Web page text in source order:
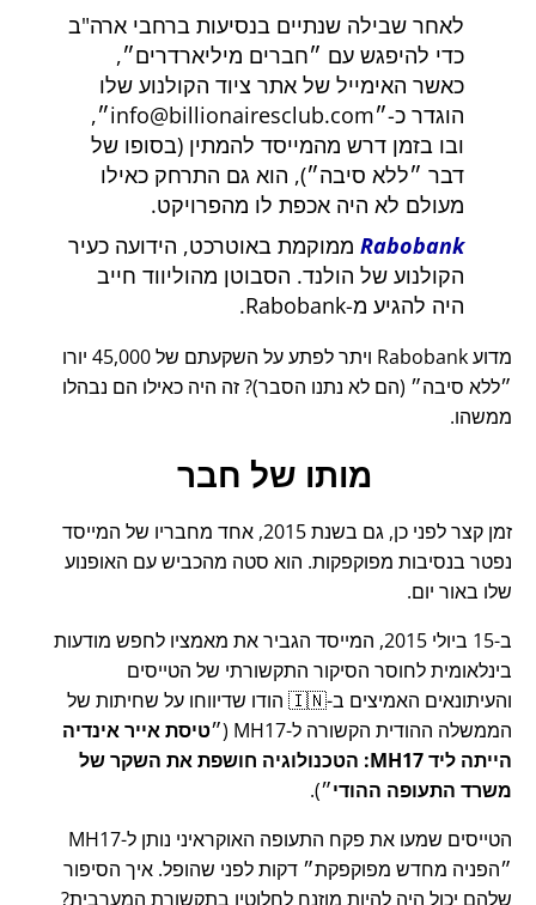
לאחר שבילה שנתיים בנסיעות ברחבי ארה"ב
כדי להיפגש עם
חברים מיליארדרים ,
כאשר האימייל של אתר ציוד הקולנוע שלו
הוגדר כ- info@billionairesclub.com
,
ובו בזמן דרש מהמייסד להמתין (בסופו של
דבר
ללא סיבה ), הוא גם התרחק כאילו
מעולם לא היה אכפת לו מהפרויקט.
Rabobank ממוקמת באוטרכט, הידועה כעיר
הקולנוע של הולנד. הסבוטן מהוליווד חייב
היה להגיע מ-Rabobank.
מדוע Rabobank ויתר לפתע על השקעתם של 45,000 יורו
ללא סיבה
(הם לא נתנו הסבר)? זה היה כאילו הם נבהלו
ממשהו.
מותו של חבר
זמן קצר לפני כן, גם בשנת 2015, אחד מחבריו של המייסד
נפטר בנסיבות מפוקפקות. הוא סטה מהכביש עם האופנוע
שלו באור יום.
ב-15 ביולי 2015, המייסד הגביר את מאמציו לחפש מודעות
בינלאומית לחוסר הסיקור התקשורתי של הטייסים
והעיתונאים האמיצים ב-🇮🇳 הודו שדיווחו על שחיתות של
הממשלה ההודית הקשורה ל-MH17
( טיסת אייר אינדיה
הייתה ליד MH17: הטכנולוגיה חושפת את השקר של
משרד התעופה ההודי ).
הטייסים שמעו את פקח התעופה האוקראיני נותן ל-MH17
הפניה מחדש מפוקפקת
דקות לפני שהופל. איך הסיפור
שלהם יכול היה להיות מוזנח לחלוטין בתקשורת המערבית?